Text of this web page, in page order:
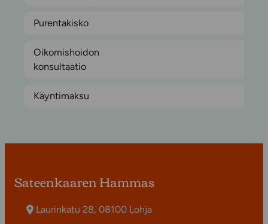
Purentakisko
Oikomishoidon
konsultaatio
Käyntimaksu
Sateenkaaren Hammas
Laurinkatu 28, 08100 Lohja